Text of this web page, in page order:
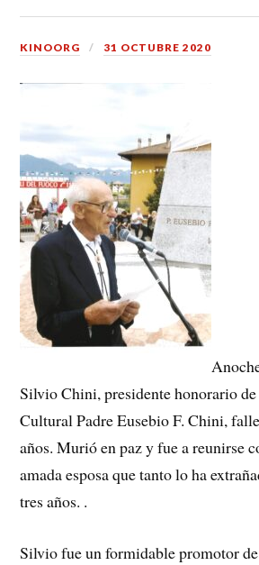
KINOORG 31 OCTUBRE 2020
Silvio Chini, presidente honorario
Cultural Padre Eusebio F. Chini,
años. Murió en paz y fue a reunirse
amada esposa que tanto lo ha
tres años. .
Silvio fue un formidable promotor